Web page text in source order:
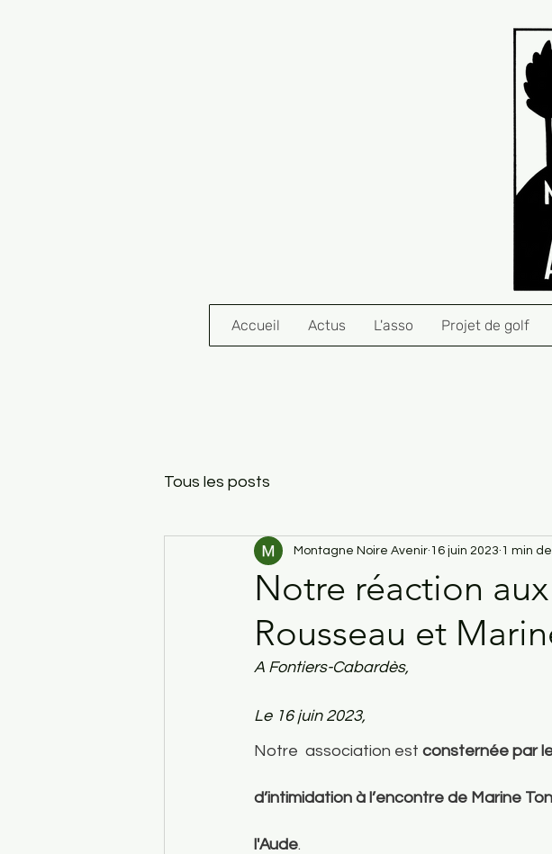
Accueil Actus L'asso Projet de golf
Tous les posts
Notre réaction
Rousseau et
Montagne Noire Avenir 16 juin 2023 1 min
A Fontiers-Cabardès,
Le 16 juin 2023,
Notre  association est consternée par
d’intimidation à l’encontre de Marine
l'Aude.